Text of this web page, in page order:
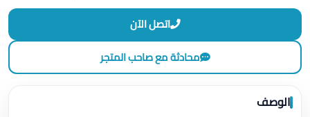
اتصل الآن
محادثة مع صاحب المتجر
الوصف